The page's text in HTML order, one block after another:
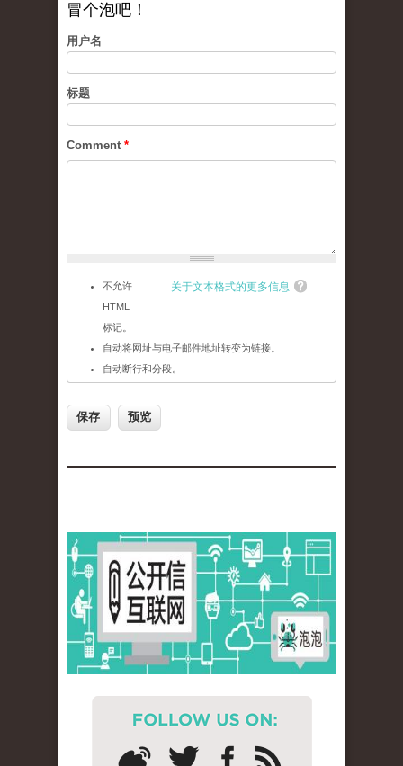
冒个泡吧！
用户名
标题
Comment *
关于文本格式的更多信息
不允许
HTML
标记。
自动将网址与电子邮件地址转变为链接。
自动断行和分段。